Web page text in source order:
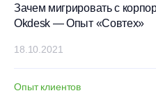
Зачем мигрировать с
Okdesk — Опыт «Совтех»
18.10.2021
Опыт клиентов